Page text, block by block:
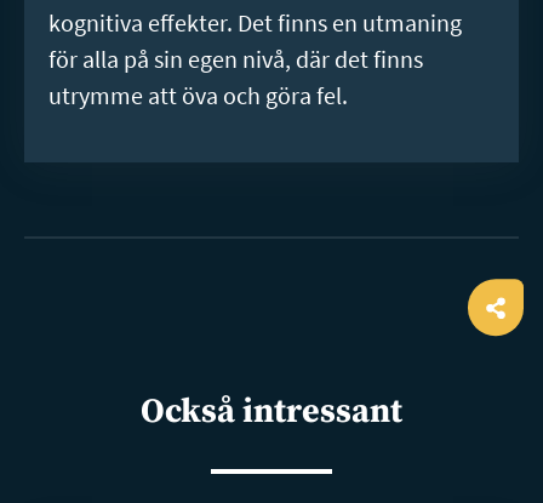
kognitiva effekter. Det finns en utmaning
för alla på sin egen nivå, där det finns
utrymme att öva och göra fel.
Också intressant